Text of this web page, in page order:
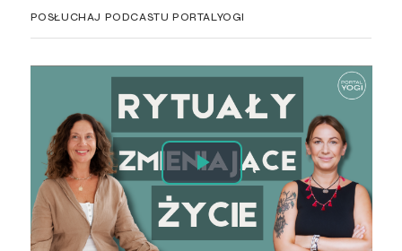
POSŁUCHAJ PODCASTU PORTALYOGI